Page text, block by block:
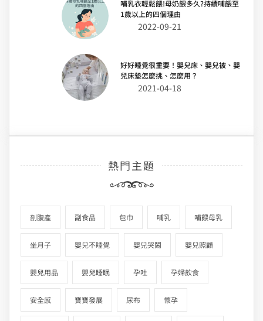
哺乳衣輕鬆餵!母奶餵多久?持續哺餵至
1歲以上的四個理由
2022-09-21
好好睡覺很重要！嬰兒床、嬰兒被、嬰
兒床墊怎麼挑、怎麼用？
2021-04-18
熱門主題
剖腹產 副食品 包巾 哺乳 哺餵母乳
坐月子 嬰兒不睡覺 嬰兒哭鬧 嬰兒照顧
嬰兒用品 嬰兒睡眠 孕吐 孕婦飲食
安全感 寶寶發展 尿布 懷孕